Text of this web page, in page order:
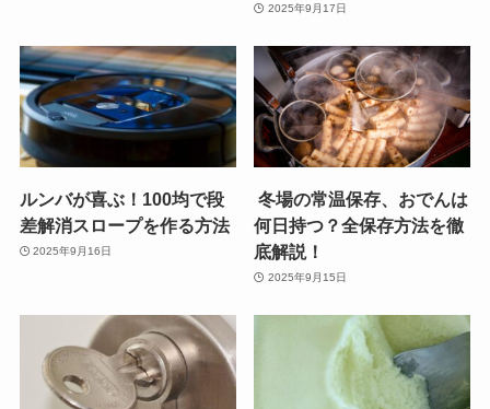
2025年9月17日
ルンバが喜ぶ！100均で段
差解消スロープを作る方法
2025年9月16日
冬場の常温保存、おでんは
何日持つ？全保存方法を徹
底解説！
2025年9月15日